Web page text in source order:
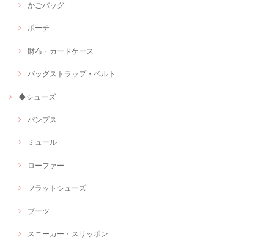
かごバッグ
ポーチ
財布・カードケース
バッグストラップ・ベルト
◆シューズ
パンプス
ミュール
ローファー
フラットシューズ
ブーツ
スニーカー・スリッポン